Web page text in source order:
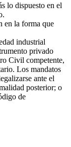
lo dispuesto en el
en la forma que
industrial
privado
Civil competente,
Los mandatos
ante el
posterior; o
de